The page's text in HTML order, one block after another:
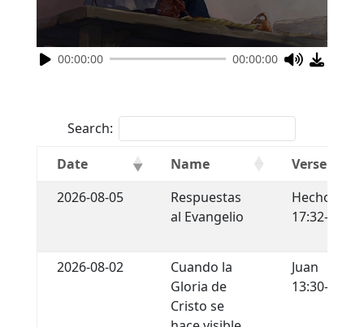
00:00:00 00:00:00
Search:
Date
Name
Verse
2026-08-05
Respuestas
al Evangelio
Hechos
17:32-34
2026-08-02
Cuando la
Gloria de
Cristo se
Juan
13:30-35